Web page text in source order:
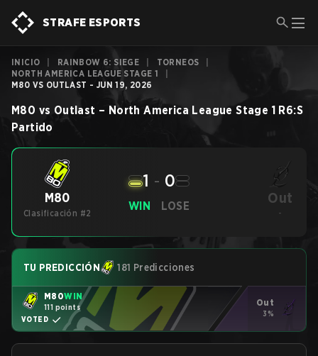
STRAFE ESPORTS
INICIO RAINBOW 6: SIEGE TORNEOS
NORTH AMERICA LEAGUE STAGE 1
M80 VS OUTLAST - JUN 19, 2026
M80 vs Outlast – North America League Stage 1 R6:S
Partido
M80
Clasificación #2
WIN
1 - 0
LOSE Out
-
TU PREDICCIÓN 181 Predicciones
M80WIN
111 points
VOTED
Out
3%